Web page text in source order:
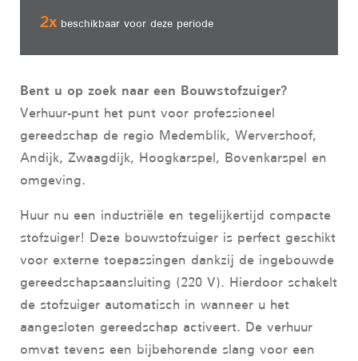
2x beschikbaar voor deze periode
Bent u op zoek naar een Bouwstofzuiger?
Verhuur-punt het punt voor professioneel
gereedschap de regio Medemblik, Wervershoof,
Andijk, Zwaagdijk, Hoogkarspel, Bovenkarspel en
omgeving.
Huur nu een industriële en tegelijkertijd compacte
stofzuiger! Deze bouwstofzuiger is perfect geschikt
voor externe toepassingen dankzij de ingebouwde
gereedschapsaansluiting (220 V). Hierdoor schakelt
de stofzuiger automatisch in wanneer u het
aangesloten gereedschap activeert. De verhuur
omvat tevens een bijbehorende slang voor een